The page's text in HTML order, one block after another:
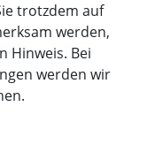
trotzdem auf
werden,
Hinweis. Bei
werden wir